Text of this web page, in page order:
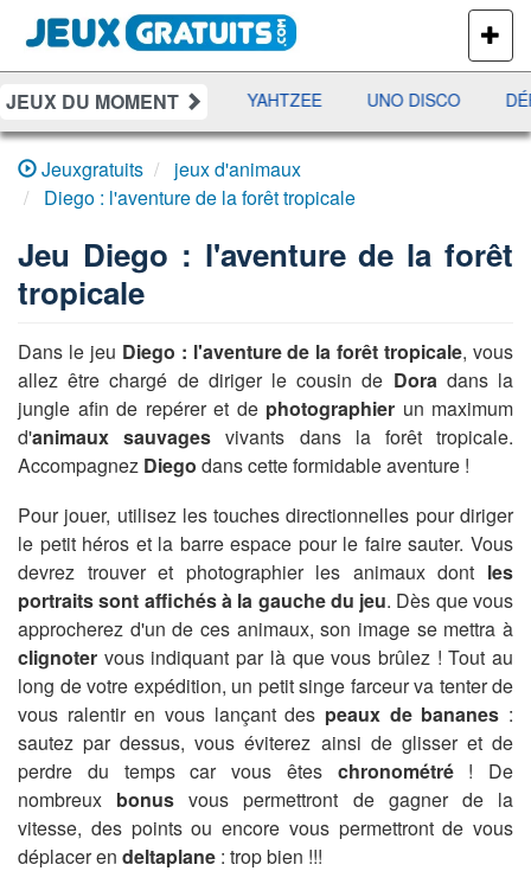
PLUS
DE
JEUX
JEUX DU MOMENT
RAMI JETX YAHTZEE UNO DISCO
Jeuxgratuits
jeux d'animaux
Diego : l'aventure de la forêt tropicale
Jeu Diego : l'aventure de la forêt
tropicale
Dans le jeu Diego : l'aventure de la forêt tropicale, vous
allez être chargé de diriger le cousin de Doradans la
jungle afin de repérer et de photographier un maximum
d'animaux sauvages vivants dans la forêt tropicale.
Accompagnez Diego dans cette formidable aventure !
Pour jouer, utilisez les touches directionnelles pour diriger
le petit héros et la barre espace pour le faire sauter. Vous
devrez trouver et photographier les animaux dont les
portraits sont affichés à la gauche du jeu. Dès que vous
approcherez d'un de ces animaux, son image se mettra à
clignoter vous indiquant par là que vous brûlez ! Tout au
long de votre expédition, un petit singe farceur va tenter de
vous ralentir en vous lançant des peaux de bananes :
sautez par dessus, vous éviterez ainsi de glisser et de
perdre du temps car vous êtes chronométré! De
nombreux bonus vous permettront de gagner de la
vitesse, des points ou encore vous permettront de vous
déplacer en deltaplane : trop bien !!!